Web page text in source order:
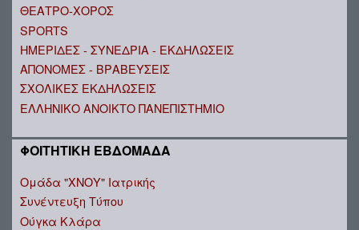
ΘΕΑΤΡΟ-ΧΟΡΟΣ
SPORTS
ΗΜΕΡΙΔΕΣ - ΣΥΝΕΔΡΙΑ - ΕΚΔΗΛΩΣΕΙΣ
ΑΠΟΝΟΜΕΣ - ΒΡΑΒΕΥΣΕΙΣ
ΣΧΟΛΙΚΕΣ ΕΚΔΗΛΩΣΕΙΣ
ΕΛΛΗΝΙΚΟ ΑΝΟΙΚΤΟ ΠΑΝΕΠΙΣΤΗΜΙΟ
ΦΟΙΤΗΤΙΚΗ ΕΒΔΟΜΑΔΑ
Ομάδα "ΧΝΟΥ" Ιατρικής
Συνέντευξη Τύπου
Ούγκα Κλάρα